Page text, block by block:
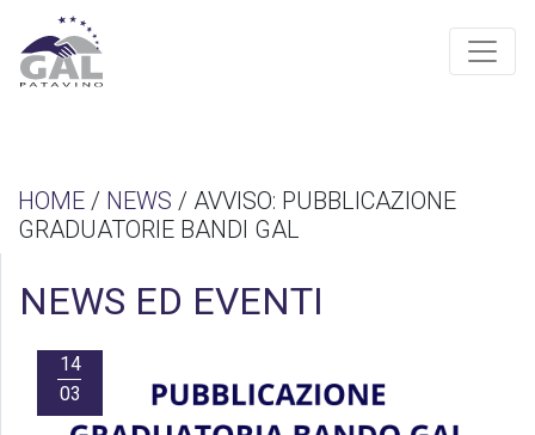
HOME / NEWS / AVVISO: PUBBLICAZIONE
GRADUATORIE BANDI GAL
NEWS ED EVENTI
14
03